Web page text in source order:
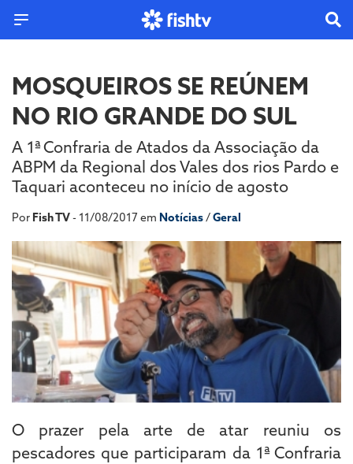
MOSQUEIROS SE REÚNEM
NO RIO GRANDE DO SUL
A 1ª Confraria de Atados da Associação da
ABPM da Regional dos Vales dos rios Pardo e
Taquari aconteceu no início de agosto
Por Fish TV- 11/08/2017 em Notícias/Geral
O prazer pela arte de atar reuniu os
pescadores que participaram da 1ª Confraria